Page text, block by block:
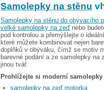
Samolepky na stěnu
Samolepky na stěnu do obývacího
velké samolepky na zeďnebo
pod kontrolou a přemýšlejte o
které můžete kombinovat nejen
doplňků v obýváku, čímž se motiv
barevné podání a ze samolepky
jinou tvář.
Prohlížejte si moderní samolepky
samolepky na zeď motorka